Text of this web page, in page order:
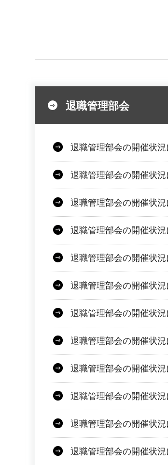
退職管理部会
退職管理部会の開催状況
退職管理部会の開催状況
退職管理部会の開催状況
退職管理部会の開催状況
退職管理部会の開催状況
退職管理部会の開催状況
退職管理部会の開催状況
退職管理部会の開催状況
退職管理部会の開催状況
退職管理部会の開催状況
退職管理部会の開催状況
退職管理部会の開催状況